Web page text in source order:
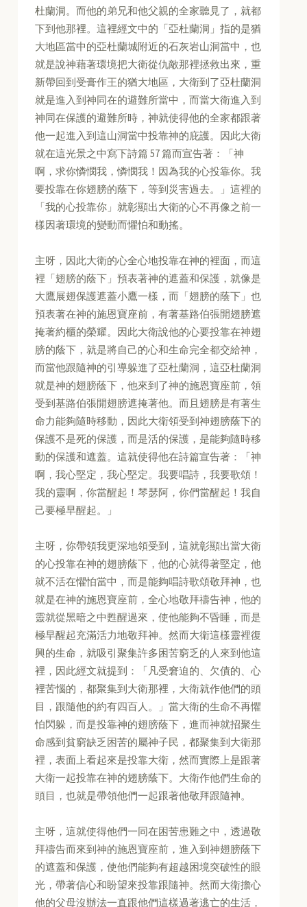
杜蘭洞。而他的弟兄和他父親的全家聽見了，就都
下到他那裡。這裡經文中的「亞杜蘭洞」指的是猶
大地區當中的亞杜蘭城附近的石灰岩山洞當中，也
就是說神藉著環境把大衛從仇敵那裡拯救出來，重
新帶回到受膏作王的猶大地區，大衛到了亞杜蘭洞
就是進入到神同在的避難所當中，而當大衛進入到
神同在保護的避難所時，神就使得他的全家都跟著
他一起進入到這山洞當中投靠神的庇護。因此大衛
就在這光景之中寫下詩篇 57 篇而宣告著：「神
啊，求你憐憫我，憐憫我！因為我的心投靠你。我
要投靠在你翅膀的蔭下，等到災害過去。」這裡的
「我的心投靠你」就彰顯出大衛的心不再像之前一
樣因著環境的變動而懼怕和動搖。
主呀，因此大衛的心全心地投靠在神的裡面，而這
裡「翅膀的蔭下」預表著神的遮蓋和保護，就像是
大鷹展翅保護遮蓋小鷹一樣，而「翅膀的蔭下」也
預表著在神的施恩寶座前，有著基路伯張開翅膀遮
掩著約櫃的榮耀。因此大衛說他的心要投靠在神翅
膀的蔭下，就是將自己的心和生命完全都交給神，
而當他跟隨神的引導躲進了亞杜蘭洞，這亞杜蘭洞
就是神的翅膀蔭下，他來到了神的施恩寶座前，領
受到基路伯張開翅膀遮掩著他。而且翅膀是有著生
命力能夠隨時移動，因此大衛領受到神翅膀蔭下的
保護不是死的保護，而是活的保護，是能夠隨時移
動的保護和遮蓋。這就使得他在詩篇宣告著：「神
啊，我心堅定，我心堅定。我要唱詩，我要歌頌！
我的靈啊，你當醒起！琴瑟阿，你們當醒起！我自
己要極早醒起。」
主呀，你帶領我更深地領受到，這就彰顯出當大衛
的心投靠在神的翅膀蔭下，他的心就得著堅定，他
就不活在懼怕當中，而是能夠唱詩歌頌敬拜神，也
就是在神的施恩寶座前，全心地敬拜禱告神，他的
靈就從黑暗之中甦醒過來，使他能夠不昏睡，而是
極早醒起充滿活力地敬拜神。然而大衛這樣靈裡復
興的生命，就吸引聚集許多困苦窮乏的人來到他這
裡，因此經文就提到：「凡受窘迫的、欠債的、心
裡苦惱的，都聚集到大衛那裡，大衛就作他們的頭
目，跟隨他的約有四百人。」當大衛的生命不再懼
怕閃躲，而是投靠神的翅膀蔭下，進而神就招聚生
命感到貧窮缺乏困苦的屬神子民，都聚集到大衛那
裡，表面上看起來是投靠大衛，然而實際上是跟著
大衛一起投靠在神的翅膀蔭下。大衛作他們生命的
頭目，也就是帶領他們一起跟著他敬拜跟隨神。
主呀，這就使得他們一同在困苦患難之中，透過敬
拜禱告而來到神的施恩寶座前，進入到神翅膀蔭下
的遮蓋和保護，使他們能夠有超越困境突破性的眼
光，帶著信心和盼望來投靠跟隨神。然而大衛擔心
他的父母沒辦法一直跟他們這樣過著逃亡的生活，